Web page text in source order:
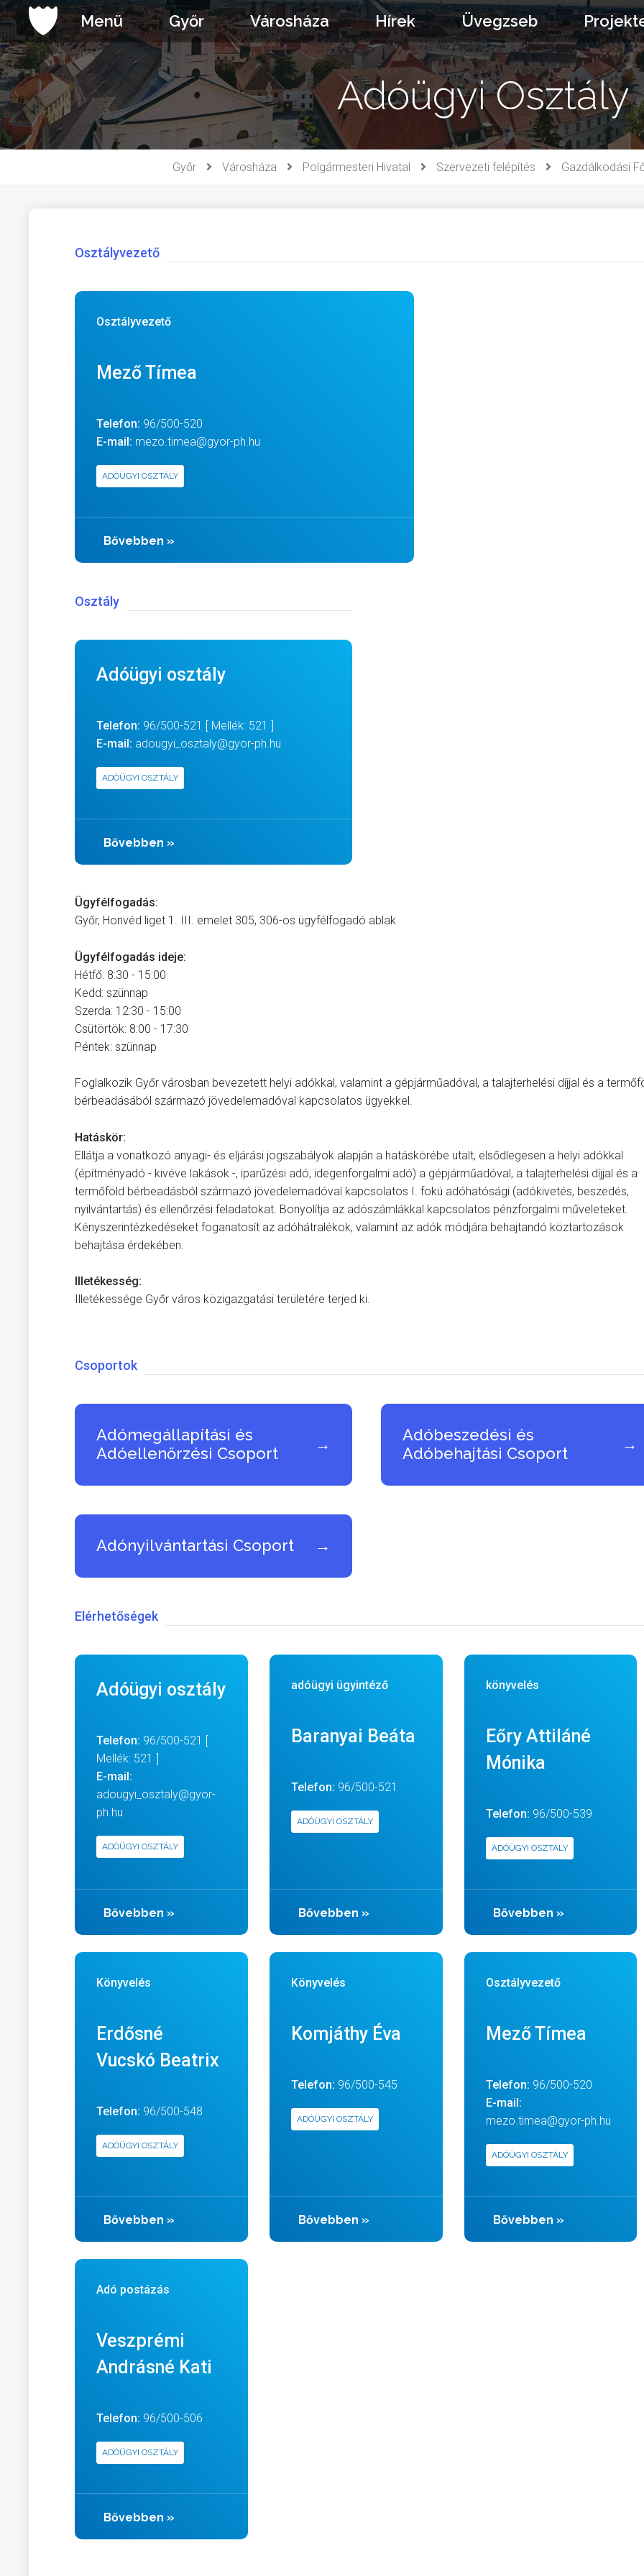
Ugrás
a
tartalomhoz
Menü Győr Városháza Hírek Üvegzseb
Adóügyi Osztály
Győr Városháza Polgármesteri Hivatal Szervezeti felépítés Gazdálkodási
Osztályvezető
Osztályvezető
Mező Tímea
Telefon: 96/500-520
E-mail: mezo.timea@gyor-ph.hu
ADÓÜGYI OSZTÁLY
Bővebben »
Osztály
Adóügyi osztály
Telefon: 96/500-521 [ Mellék: 521 ]
E-mail: adougyi_osztaly@gyor-ph.hu
ADÓÜGYI OSZTÁLY
Bővebben »
Ügyfélfogadás:
Győr, Honvéd liget 1. III. emelet 305, 306-os ügyfélfogadó ablak
Ügyfélfogadás ideje:
Hétfő: 8:30 - 15:00
Kedd: szünnap
Szerda: 12:30 - 15:00
Csütörtök: 8:00 - 17:30
Péntek: szünnap
Foglalkozik Győr városban bevezetett helyi adókkal, valamint a gépjárműadóval, a talajterhelési díjjal és a
bérbeadásából származó jövedelemadóval kapcsolatos ügyekkel.
Hatáskör:
Ellátja a vonatkozó anyagi- és eljárási jogszabályok alapján a hatáskörébe utalt, elsődlegesen a helyi adókkal
(építményadó - kivéve lakások -, iparűzési adó, idegenforgalmi adó) a gépjárműadóval, a talajterhelési díjjal és a
termőföld bérbeadásból származó jövedelemadóval kapcsolatos I. fokú adóhatósági (adókivetés, beszedés,
nyilvántartás) és ellenőrzési feladatokat. Bonyolítja az adószámlákkal kapcsolatos pénzforgalmi műveleteket.
Kényszerintézkedéseket foganatosít az adóhátralékok, valamint az adók módjára behajtandó köztartozások
behajtása érdekében.
Illetékesség:
Illetékessége Győr város közigazgatási területére terjed ki.
Csoportok
Adómegállapítási és
Adóellenőrzési Csoport
→
Adóbeszedési és
Adóbehajtási Csoport
→
Adónyilvántartási Csoport →
Elérhetőségek
Adóügyi osztály
Telefon: 96/500-521 [
Mellék: 521 ]
E-mail:
adougyi_osztaly@gyor-
ph.hu
ADÓÜGYI OSZTÁLY
Bővebben »
adóügyi ügyintéző
Baranyai Beáta
Telefon: 96/500-521
ADÓÜGYI OSZTÁLY
Bővebben »
könyvelés
Eőry Attiláné
Mónika
Telefon: 96/500-539
ADÓÜGYI OSZTÁLY
Bővebben »
Könyvelés
Erdősné
Vucskó Beatrix
Telefon: 96/500-548
ADÓÜGYI OSZTÁLY
Bővebben »
Könyvelés
Komjáthy Éva
Telefon: 96/500-545
ADÓÜGYI OSZTÁLY
Bővebben »
Osztályvezető
Mező Tímea
Telefon: 96/500-520
E-mail:
mezo.timea@gyor-ph.hu
ADÓÜGYI OSZTÁLY
Bővebben »
Adó postázás
Veszprémi
Andrásné Kati
Telefon: 96/500-506
ADÓÜGYI OSZTÁLY
Bővebben »